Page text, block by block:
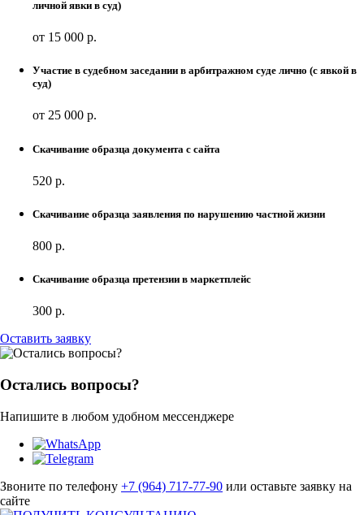
личной явки в суд)
от 15 000 р.
Участие в судебном заседании в арбитражном суде лично (с явкой в
суд)
от 25 000 р.
Скачивание образца документа с сайта
520 р.
Cкачивание образца заявления по нарушению частной жизни
800 р.
Cкачивание образца претензии в маркетплейс
300 р.
Оставить заявку
Остались вопросы?
Напишите в любом удобном мессенджере
Звоните по телефону +7 (964) 717-77-90 или оставьте заявку на
сайте